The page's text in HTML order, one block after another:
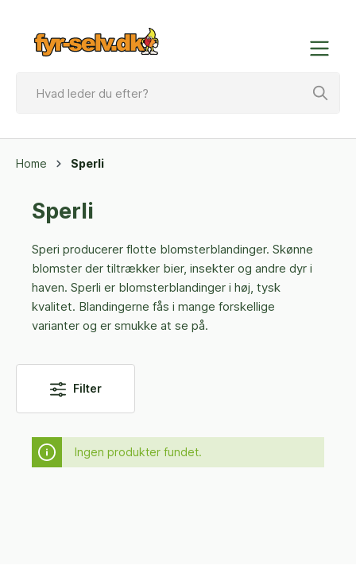
Home Sperli
Sperli
Speri producerer flotte blomsterblandinger. Skønne
blomster der tiltrækker bier, insekter og andre dyr i
haven. Sperli er blomsterblandinger i høj, tysk
kvalitet. Blandingerne fås i mange forskellige
varianter og er smukke at se på.
Filter
Ingen produkter fundet.